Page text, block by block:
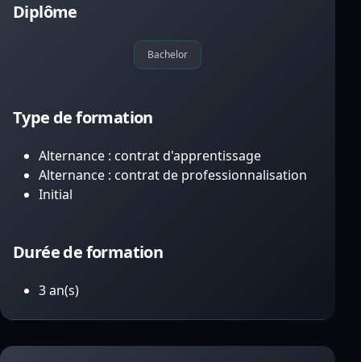
Diplôme
Bachelor
Type de formation
Alternance : contrat d'apprentissage
Alternance : contrat de professionnalisation
Initial
Durée de formation
3 an(s)